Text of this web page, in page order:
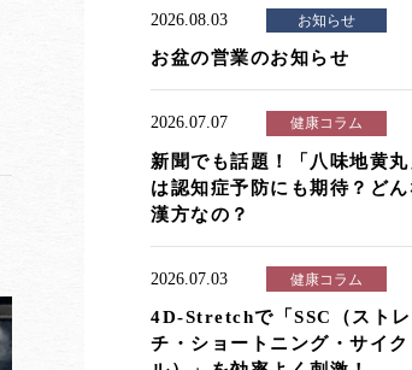
2026.08.03 お知らせ
お盆の営業のお知らせ
2026.07.07 健康コラム
新聞でも話題！「八味地黄丸
は認知症予防にも期待？どん
漢方なの？
2026.07.03 健康コラム
4D-Stretchで「SSC（ストレ
チ・ショートニング・サイク